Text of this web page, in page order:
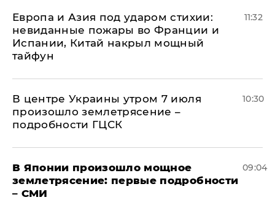
Европа и Азия под ударом стихии:
невиданные пожары во Франции и
Испании, Китай накрыл мощный
тайфун
11:32
В центре Украины утром 7 июля
произошло землетрясение –
подробности ГЦСК
10:30
В Японии произошло мощное
землетрясение: первые подробности
– СМИ
09:04